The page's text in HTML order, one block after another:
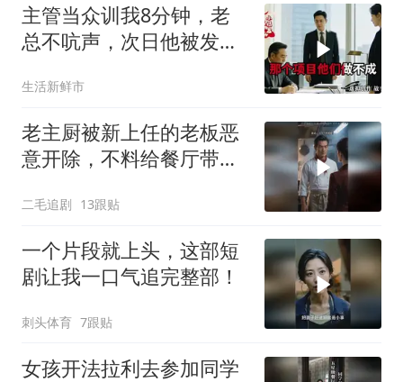
主管当众训我8分钟，老
总不吭声，次日他被发配
生活新鲜市
老主厨被新上任的老板恶
意开除，不料给餐厅带来
二毛追剧 13跟贴
一个片段就上头，这部短
剧让我一口气追完整部！
刺头体育 7跟贴
女孩开法拉利去参加同学